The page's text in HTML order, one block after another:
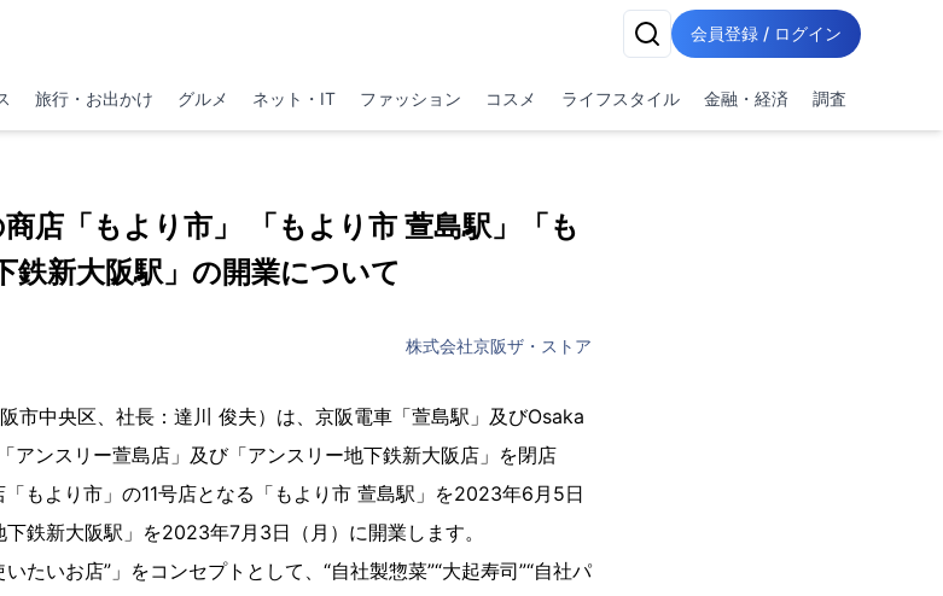
会員登録 / ログイン
旅行・お出かけ グルメ ネット・IT ファッション コスメ ライフスタイル 金融・経済 調査
店「もより市」 「もより市 萱島駅」「も
鉄新大阪駅」の開業について
株式会社京阪ザ・ストア
市中央区、社長：達川 俊夫）は、京阪電車「萱島駅」及びOsaka
アンスリー萱島店」及び「アンスリー地下鉄新大阪店」を閉店
もより市」の11号店となる「もより市 萱島駅」を2023年6月5日
下鉄新大阪駅」を2023年7月3日（月）に開業します。
たいお店”」をコンセプトとして、“自社製惣菜”“大起寿司”“自社パ